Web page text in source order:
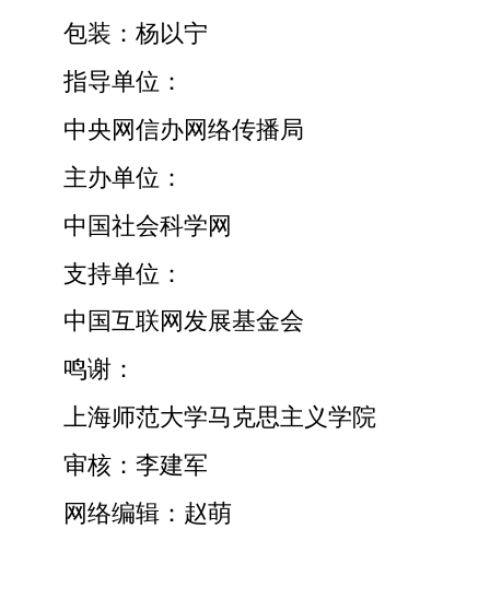
包装：杨以宁
指导单位：
中央网信办网络传播局
主办单位：
中国社会科学网
支持单位：
中国互联网发展基金会
鸣谢：
上海师范大学马克思主义学院
审核：李建军
网络编辑：赵萌